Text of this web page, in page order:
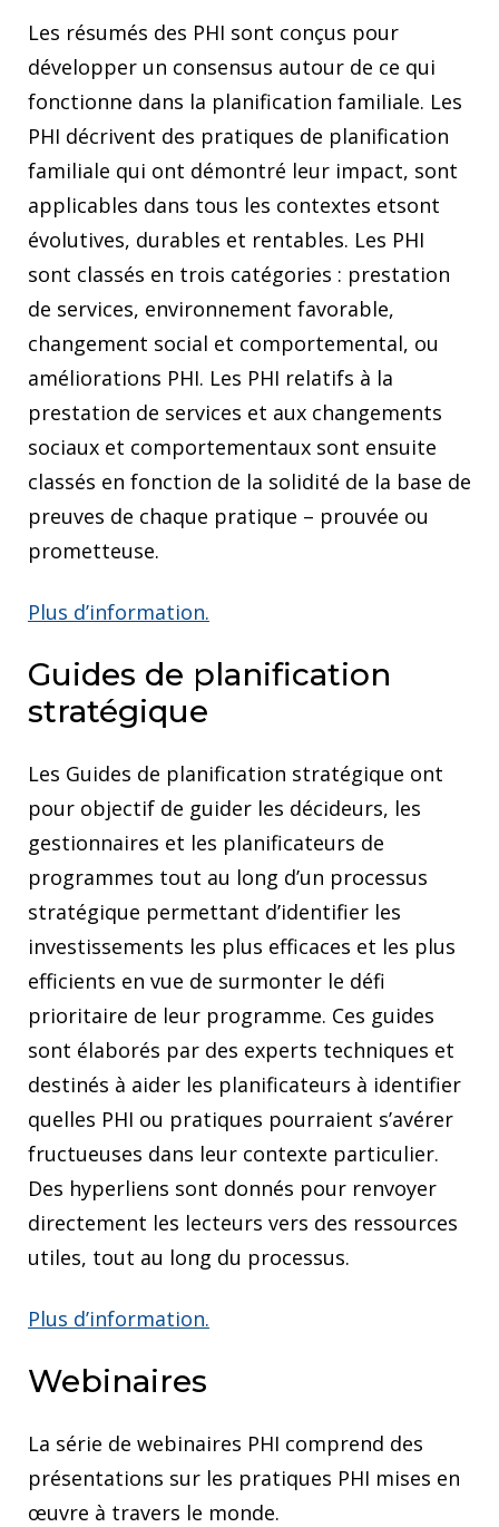
Les résumés des PHI sont conçus pour
développer un consensus autour de ce qui
fonctionne dans la planification familiale. Les
PHI décrivent des pratiques de planification
familiale qui ont démontré leur impact, sont
applicables dans tous les contextes etsont
évolutives, durables et rentables. Les PHI
sont classés en trois catégories : prestation
de services, environnement favorable,
changement social et comportemental, ou
améliorations PHI. Les PHI relatifs à la
prestation de services et aux changements
sociaux et comportementaux sont ensuite
classés en fonction de la solidité de la base de
preuves de chaque pratique – prouvée ou
prometteuse.
Plus d’information.
Guides de planification
stratégique
Les Guides de planification stratégique ont
pour objectif de guider les décideurs, les
gestionnaires et les planificateurs de
programmes tout au long d’un processus
stratégique permettant d’identifier les
investissements les plus efficaces et les plus
efficients en vue de surmonter le défi
prioritaire de leur programme. Ces guides
sont élaborés par des experts techniques et
destinés à aider les planificateurs à identifier
quelles PHI ou pratiques pourraient s’avérer
fructueuses dans leur contexte particulier.
Des hyperliens sont donnés pour renvoyer
directement les lecteurs vers des ressources
utiles, tout au long du processus.
Plus d’information.
Webinaires
La série de webinaires PHI comprend des
présentations sur les pratiques PHI mises en
œuvre à travers le monde.